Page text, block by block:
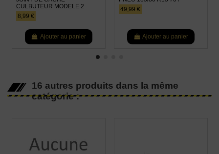
CULBUTEUR MODELE 2
8,99 €
Ajouter au panier
49,99 €
Ajouter au panier
16 autres produits dans la même
catégorie :